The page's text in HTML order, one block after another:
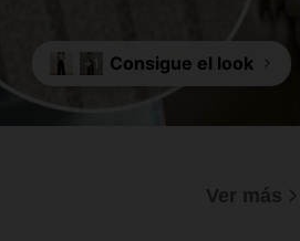
+1 Consigue el look
Ver más